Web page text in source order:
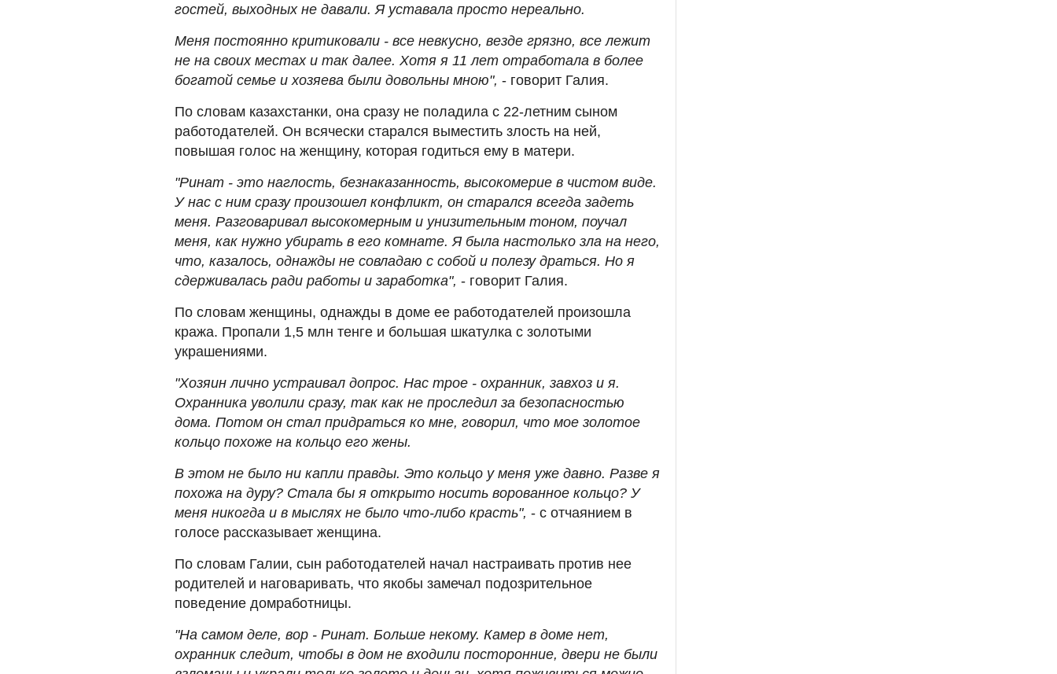
гостей, выходных не давали. Я уставала просто нереально.
Меня постоянно критиковали - все невкусно, везде грязно, все лежит
не на своих местах и так далее. Хотя я 11 лет отработала в более
богатой семье и хозяева были довольны мною", - говорит Галия.
По словам казахстанки, она сразу не поладила с 22-летним сыном
работодателей. Он всячески старался выместить злость на ней,
повышая голос на женщину, которая годиться ему в матери.
"Ринат - это наглость, безнаказанность, высокомерие в чистом виде.
У нас с ним сразу произошел конфликт, он старался всегда задеть
меня. Разговаривал высокомерным и унизительным тоном, поучал
меня, как нужно убирать в его комнате. Я была настолько зла на него,
что, казалось, однажды не совладаю с собой и полезу драться. Но я
сдерживалась ради работы и заработка", - говорит Галия.
По словам женщины, однажды в доме ее работодателей произошла
кража. Пропали 1,5 млн тенге и большая шкатулка с золотыми
украшениями.
"Хозяин лично устраивал допрос. Нас трое - охранник, завхоз и я.
Охранника уволили сразу, так как не проследил за безопасностью
дома. Потом он стал придраться ко мне, говорил, что мое золотое
кольцо похоже на кольцо его жены.
В этом не было ни капли правды. Это кольцо у меня уже давно. Разве я
похожа на дуру? Стала бы я открыто носить ворованное кольцо? У
меня никогда и в мыслях не было что-либо красть", - с отчаянием в
голосе рассказывает женщина.
По словам Галии, сын работодателей начал настраивать против нее
родителей и наговаривать, что якобы замечал подозрительное
поведение домработницы.
"На самом деле, вор - Ринат. Больше некому. Камер в доме нет,
охранник следит, чтобы в дом не входили посторонние, двери не были